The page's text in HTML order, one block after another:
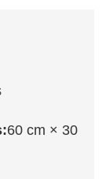
60 cm × 30